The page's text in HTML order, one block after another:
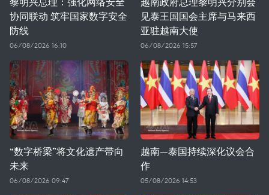
协同联动 筑牢国家数字安全
防线
06/08/2026 16:10
见泰王国国会主席与马来西
亚驻越南大使
06/08/2026 15:57
“数字桥梁”将文化遗产带向
未来
06/08/2026 09:47
越南—泰国持续深化议会合
作
05/08/2026 14:53